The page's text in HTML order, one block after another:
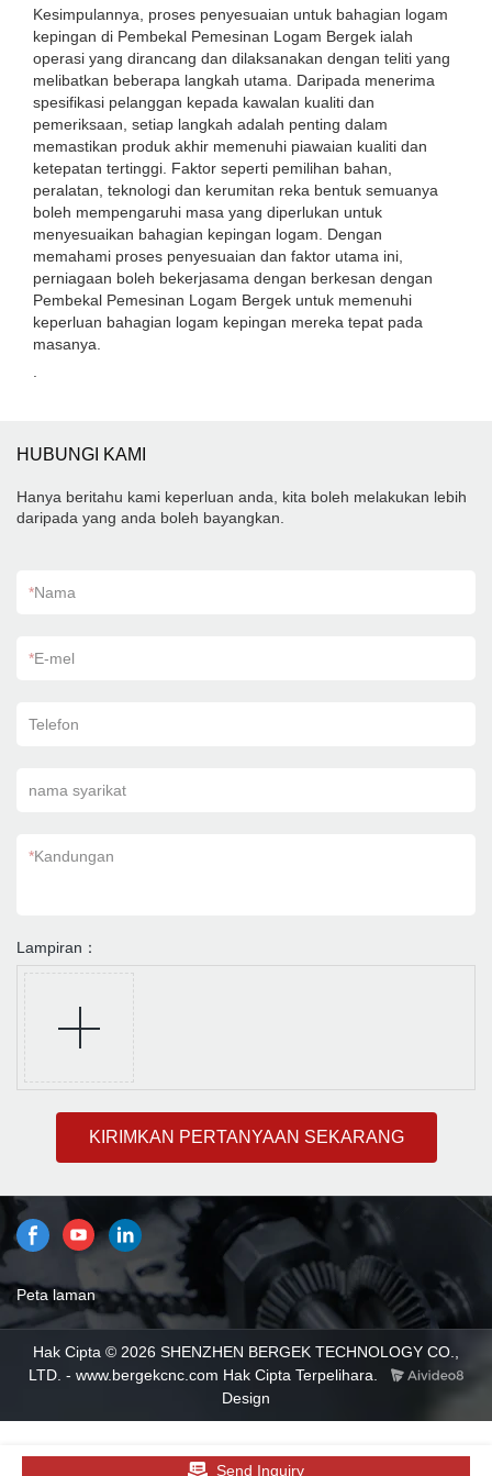
Kesimpulannya, proses penyesuaian untuk bahagian logam
kepingan di Pembekal Pemesinan Logam Bergek ialah
operasi yang dirancang dan dilaksanakan dengan teliti yang
melibatkan beberapa langkah utama. Daripada menerima
spesifikasi pelanggan kepada kawalan kualiti dan
pemeriksaan, setiap langkah adalah penting dalam
memastikan produk akhir memenuhi piawaian kualiti dan
ketepatan tertinggi. Faktor seperti pemilihan bahan,
peralatan, teknologi dan kerumitan reka bentuk semuanya
boleh mempengaruhi masa yang diperlukan untuk
menyesuaikan bahagian kepingan logam. Dengan
memahami proses penyesuaian dan faktor utama ini,
perniagaan boleh bekerjasama dengan berkesan dengan
Pembekal Pemesinan Logam Bergek untuk memenuhi
keperluan bahagian logam kepingan mereka tepat pada
masanya.
HUBUNGI KAMI
Hanya beritahu kami keperluan anda, kita boleh melakukan lebih
daripada yang anda boleh bayangkan.
*Nama
*E-mel
Telefon
nama syarikat
*Kandungan
Lampiran：
KIRIMKAN PERTANYAAN SEKARANG
Peta laman
Hak Cipta © 2026 SHENZHEN BERGEK TECHNOLOGY CO.,
LTD. - www.bergekcnc.com Hak Cipta Terpelihara.
Design
Send Inquiry